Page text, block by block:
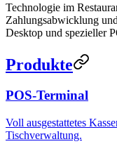
Technologie im
Zahlungsabwicklung
Desktop und spezieller
Produkte
POS-Terminal
Voll ausgestattetes
Tischverwaltung.